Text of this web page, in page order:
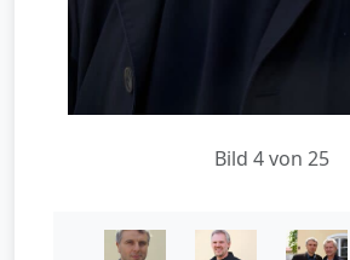
Bild 4 von 25